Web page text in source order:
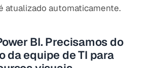
atualizado automaticamente.
BI. Precisamos do
da equipe de TI para